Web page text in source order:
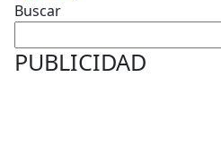
Buscar
PUBLICIDAD